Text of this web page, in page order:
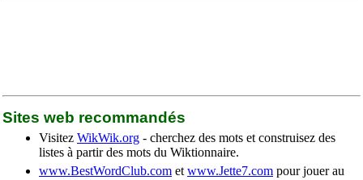
Sites web recommandés
Visitez WikWik.org - cherchez des mots et construisez des
listes à partir des mots du Wiktionnaire.
www.BestWordClub.com et www.Jette7.com pour jouer au